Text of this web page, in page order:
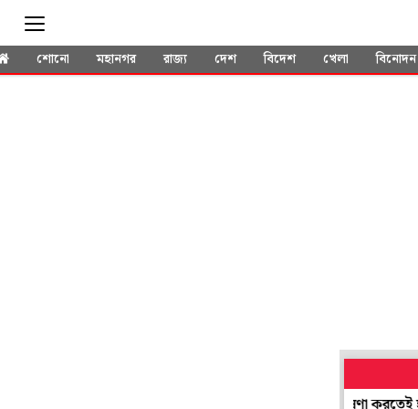
শোনো মহানগর রাজ্য দেশ বিদেশ খেলা বিনোদন